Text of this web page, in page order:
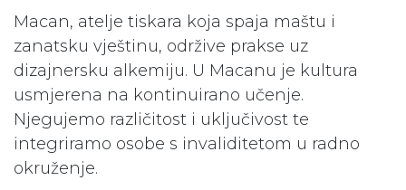
Macan, atelje tiskara koja spaja maštu i
zanatsku vještinu, održive prakse uz
dizajnersku alkemiju. U Macanu je kultura
usmjerena na kontinuirano učenje.
Njegujemo različitost i uključivost te
integriramo osobe s invaliditetom u radno
okruženje.